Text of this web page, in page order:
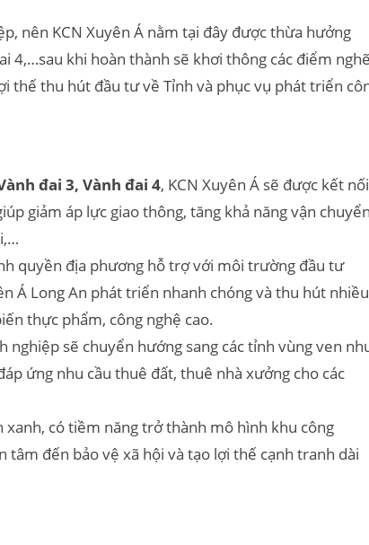
nên KCN Xuyên Á nằm tại đây được thừa hưởng
4,…sau khi hoàn thành sẽ khơi thông các điểm
thế thu hút đầu tư về Tỉnh và phục vụ phát triển
đai 3, Vành đai 4, KCN Xuyên Á sẽ được kết nối
giảm áp lực giao thông, tăng khả năng vận
quyền địa phương hỗ trợ với môi trường đầu tư
Á Long An phát triển nhanh chóng và thu hút nhiều
thực phẩm, công nghệ cao.
nghiệp sẽ chuyển hướng sang các tỉnh vùng ven
ứng nhu cầu thuê đất, thuê nhà xưởng cho các
xanh, có tiềm năng trở thành mô hình khu công
đến bảo vệ xã hội và tạo lợi thế cạnh tranh dài